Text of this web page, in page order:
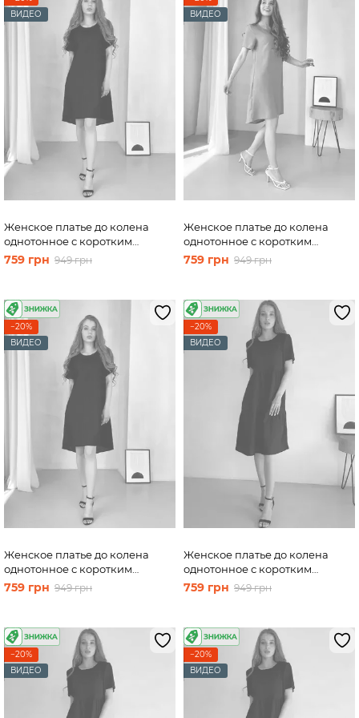
ВИДЕО
Женское платье до колена
однотонное с коротким
рукавом из льна черное Merlini
Престо 700000181, размер 46-
759 грн 949 грн
ВИДЕО
Женское платье до колена
однотонное с коротким
рукавом из льна розовое
Merlini Престо 700000182,
759 грн 949 грн
−20%
ВИДЕО
Женское платье до колена
однотонное с коротким
рукавом из льна черное Merlini
Престо 700000181, размер 50-
759 грн 949 грн
−20%
ВИДЕО
Женское платье до колена
однотонное с коротким
рукавом из льна черное Merlini
Сесто 700000161, размер 42-44
759 грн 949 грн
−20%
ВИДЕО
−20%
ВИДЕО